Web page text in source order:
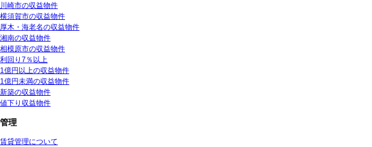
川崎市の収益物件
横須賀市の収益物件
厚木・海老名の収益物件
湘南の収益物件
相模原市の収益物件
利回り7％以上
1億円以上の収益物件
1億円未満の収益物件
新築の収益物件
値下り収益物件
管理
賃貸管理について